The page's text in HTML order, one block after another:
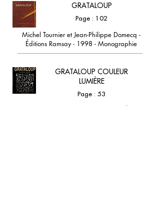
GRATALOUP
Page : 102
Michel Tournier et Jean-Philippe Domecq -
Éditions Ramsay - 1998 - Monographie
GRATALOUP COULEUR
LUMIÈRE
Page : 53